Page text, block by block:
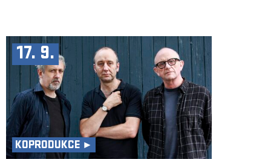
17. 9.
KOPRODUKCE ►